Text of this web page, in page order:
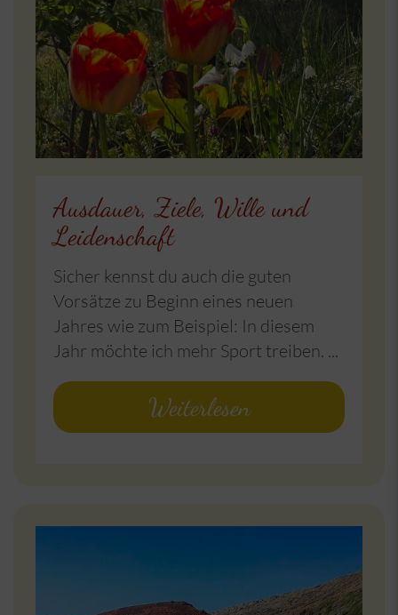
Ausdauer, Ziele, Wille und
Leidenschaft
Sicher kennst du auch die guten
Vorsätze zu Beginn eines neuen
Jahres wie zum Beispiel: In diesem
Jahr möchte ich mehr Sport treiben. ...
Weiterlesen